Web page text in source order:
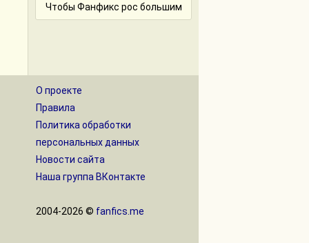
Чтобы Фанфикс рос большим
О проекте
Правила
Политика обработки
персональных данных
Новости сайта
Наша группа ВКонтакте
2004-2026 © fanfics.me